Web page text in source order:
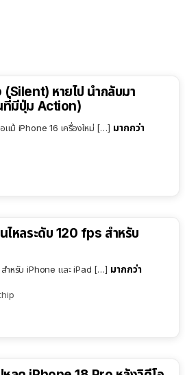
หายไป นำกลับมา
ที่มีปุ่ม Action)
แม้ iPhone 16 เครื่องใหม่ […] มากกว่า
ไหลระดับ 120 fps สำหรับ
สำหรับ iPhone และ iPad […] มากกว่า